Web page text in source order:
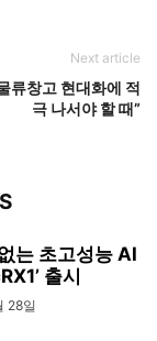
Next article
류창고 현대화에 적
극 나서야 할 때”
는 초고성능 AI
출시
28일